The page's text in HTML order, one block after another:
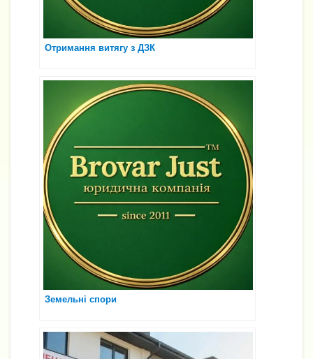
Отримання витягу з ДЗК
Земельні спори